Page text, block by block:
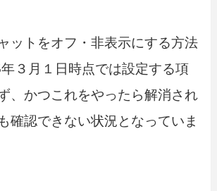
ットをオフ・非表示にする方法
３月１日時点では設定する項
、かつこれをやったら解消され
確認できない状況となっていま